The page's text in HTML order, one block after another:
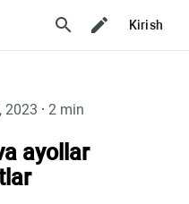
search Kirish
2023 · 2 min
ayollar